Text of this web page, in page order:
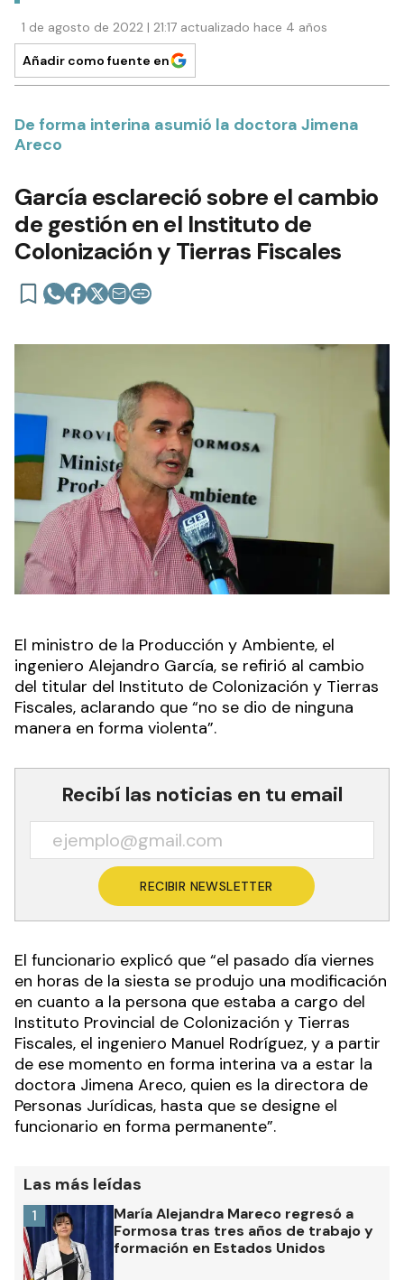
1 de agosto de 2022 | 21:17 actualizado hace 4 años
Añadir como fuente en
De forma interina asumió la doctora Jimena
Areco
García esclareció sobre el cambio
de gestión en el Instituto de
Colonización y Tierras Fiscales
El ministro de la Producción y Ambiente, el
ingeniero Alejandro García, se refirió al cambio
del titular del Instituto de Colonización y Tierras
Fiscales, aclarando que “no se dio de ninguna
manera en forma violenta”.
Recibí las noticias en tu email
RECIBIR NEWSLETTER
El funcionario explicó que “el pasado día viernes
en horas de la siesta se produjo una modificación
en cuanto a la persona que estaba a cargo del
Instituto Provincial de Colonización y Tierras
Fiscales, el ingeniero Manuel Rodríguez, y a partir
de ese momento en forma interina va a estar la
doctora Jimena Areco, quien es la directora de
Personas Jurídicas, hasta que se designe el
funcionario en forma permanente”.
Las más leídas
María Alejandra Mareco regresó a
Formosa tras tres años de trabajo y
formación en Estados Unidos
1